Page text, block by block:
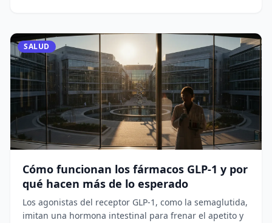
SALUD
Cómo funcionan los fármacos GLP-1 y por
qué hacen más de lo esperado
Los agonistas del receptor GLP-1, como la semaglutida,
imitan una hormona intestinal para frenar el apetito y